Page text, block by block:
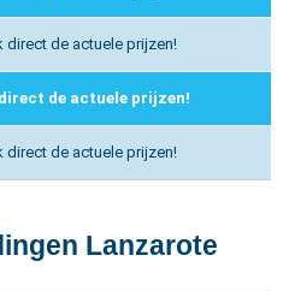
direct de actuele prijzen!
de actuele prijzen!
direct de actuele prijzen!
Lanzarote